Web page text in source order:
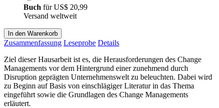
Buch fürUS$ 20,99
Versand weltweit
In den Warenkorb
Zusammenfassung Leseprobe Details
Ziel dieser Hausarbeit ist es, die Herausforderungen des Change
Managements vor dem Hintergrund einer zunehmend durch
Disruption geprägten Unternehmenswelt zu beleuchten. Dabei wird
zu Beginn auf Basis von einschlägiger Literatur in das Thema
eingeführt sowie die Grundlagen des Change Managements
erläutert.